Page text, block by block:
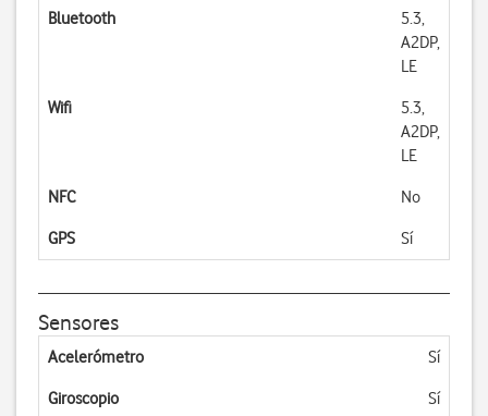
Bluetooth
5.3,
A2DP,
LE
Wifi
5.3,
A2DP,
LE
NFC No
GPS Sí
Sensores
Acelerómetro Sí
Giroscopio Sí